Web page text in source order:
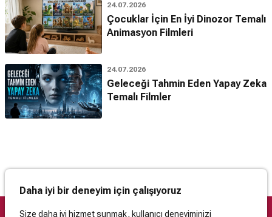
24.07.2026
Çocuklar İçin En İyi Dinozor Temalı
Animasyon Filmleri
24.07.2026
Geleceği Tahmin Eden Yapay Zeka
Temalı Filmler
Daha iyi bir deneyim için çalışıyoruz
Size daha iyi hizmet sunmak, kullanıcı deneyiminizi